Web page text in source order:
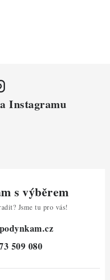
Instagramu
s výběrem
Jsme tu pro vás!
509 080